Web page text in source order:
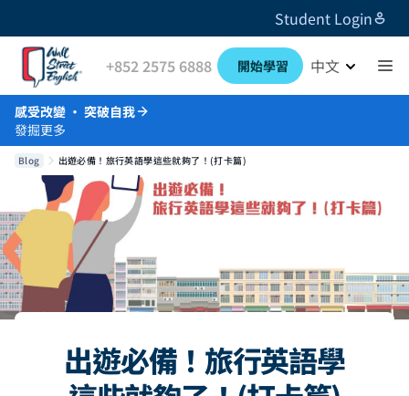
Student Login
+852 2575 6888 開始學習 中文
感受改變 · 突破自我
發掘更多
Blog 出遊必備！旅行英語學這些就夠了！(打卡篇)
出遊必備！旅行英語學